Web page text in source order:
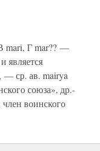
mari, Г mar?? —
является
— ср. ав. mairya
союза», др.-
воинского